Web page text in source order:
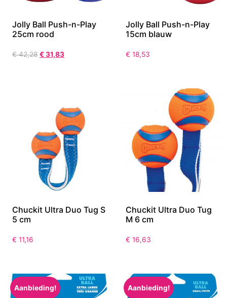
Jolly Ball Push-n-Play
25cm rood
€42,28 €31,83
Jolly Ball Push-n-Play
15cm blauw
€ 18,53
Chuckit Ultra Duo Tug S
5 cm
€ 11,16
Chuckit Ultra Duo Tug
M 6 cm
€ 16,63
Aanbieding! Aanbieding!